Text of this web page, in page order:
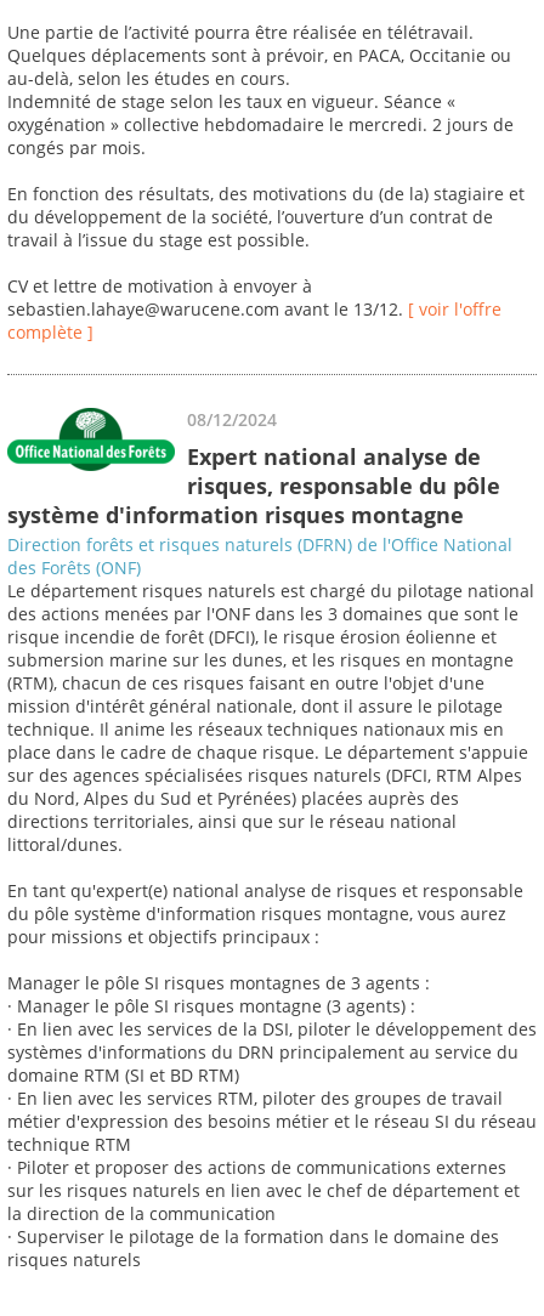
Une partie de l’activité pourra être réalisée en télétravail.
Quelques déplacements sont à prévoir, en PACA, Occitanie ou
au-delà, selon les études en cours.
Indemnité de stage selon les taux en vigueur. Séance «
oxygénation » collective hebdomadaire le mercredi. 2 jours de
congés par mois.
En fonction des résultats, des motivations du (de la) stagiaire et
du développement de la société, l’ouverture d’un contrat de
travail à l’issue du stage est possible.
CV et lettre de motivation à envoyer à
sebastien.lahaye@warucene.com avant le 13/12. [ voir l'offre
complète ]
08/12/2024
Expert national analyse de
risques, responsable du pôle
système d'information risques montagne
Direction forêts et risques naturels (DFRN) de l'Office National
des Forêts (ONF)
Le département risques naturels est chargé du pilotage national
des actions menées par l'ONF dans les 3 domaines que sont le
risque incendie de forêt (DFCI), le risque érosion éolienne et
submersion marine sur les dunes, et les risques en montagne
(RTM), chacun de ces risques faisant en outre l'objet d'une
mission d'intérêt général nationale, dont il assure le pilotage
technique. Il anime les réseaux techniques nationaux mis en
place dans le cadre de chaque risque. Le département s'appuie
sur des agences spécialisées risques naturels (DFCI, RTM Alpes
du Nord, Alpes du Sud et Pyrénées) placées auprès des
directions territoriales, ainsi que sur le réseau national
littoral/dunes.
En tant qu'expert(e) national analyse de risques et responsable
du pôle système d'information risques montagne, vous aurez
pour missions et objectifs principaux :
Manager le pôle SI risques montagnes de 3 agents :
· Manager le pôle SI risques montagne (3 agents) :
· En lien avec les services de la DSI, piloter le développement des
systèmes d'informations du DRN principalement au service du
domaine RTM (SI et BD RTM)
· En lien avec les services RTM, piloter des groupes de travail
métier d'expression des besoins métier et le réseau SI du réseau
technique RTM
· Piloter et proposer des actions de communications externes
sur les risques naturels en lien avec le chef de département et
la direction de la communication
· Superviser le pilotage de la formation dans le domaine des
risques naturels